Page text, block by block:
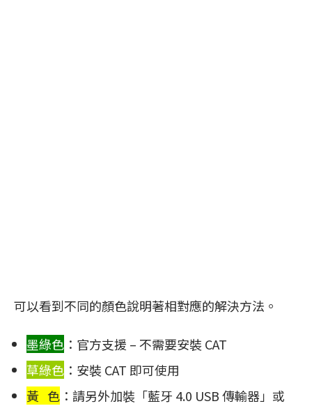
可以看到不同的顏色說明著相對應的解決方法。
墨綠色 ：官方支援 – 不需要安裝 CAT
草綠色 ：安裝 CAT 即可使用
黃 色 ：請另外加裝「藍牙 4.0 USB 傳輸器」或